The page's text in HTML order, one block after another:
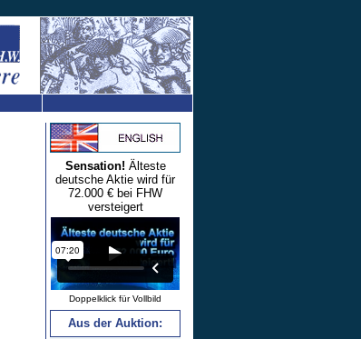
Sensation! Älteste
deutsche Aktie wird für
72.000 € bei FHW
versteigert
Doppelklick für Vollbild
Aus der Auktion: